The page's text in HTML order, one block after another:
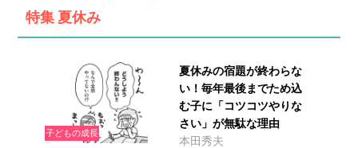
特集 夏休み
子どもの成長
夏休みの宿題が終わらな
い！毎年最後までため込
む子に「コツコツやりな
さい」が無駄な理由
本田秀夫